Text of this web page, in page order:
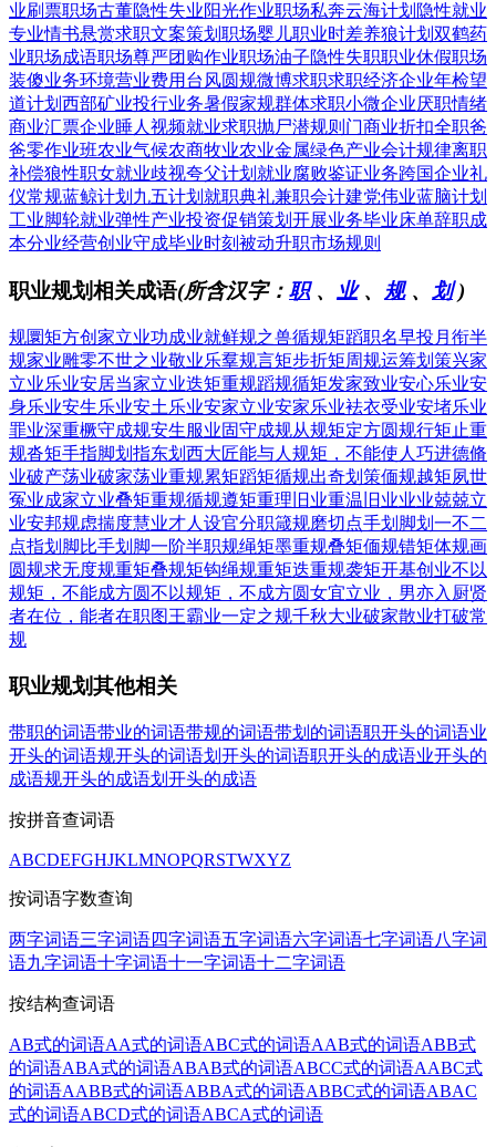
业刷票职场古董隐性失业阳光作业职场私奔云海计划 隐性就业
专业情书悬赏求职文案策划 职场婴儿职业时差养狼计划 双鹤药
业职场成语职场尊严团购作业职场油子隐性失职职业休假职场
装傻业务环境营业费用 台风圆规微博求职求职经济企业年检望
道计划 西部矿业投行业务暑假家规群体求职小微企业厌职情绪
商业汇票企业睡人 视频就业求职抛尸潜规则门商业折扣全职爸
爸零作业班农业气候农商牧业农业金属绿色产业会计规律离职
补偿狼性职女就业歧视夸父计划 就业腐败鉴证业务跨国企业礼
仪常规蓝鲸计划 九五计划 就职典礼兼职会计建党伟业蓝脑计划
工业脚轮就业弹性产业投资促销策划 开展业务毕业床单辞职成
本分业经营创业守成毕业时刻 被动升职市场规则
职业规划相关成语(所含汉字： 职、 业、 规、 划)
规圜矩方创家立业功成业就鲜规之兽循规矩蹈职名早投 月衔半
规家业雕零不世之业敬业乐羣规言矩步折矩周规运筹划策兴家
立业乐业安居当家立业迭矩重规蹈规循矩发家致业安心乐业安
身乐业安生乐业安土乐业安家立业安家乐业袪衣受业安堵乐业
罪业深重橛守成规安生服业固守成规从规矩定方圆规行矩止重
规沓矩手指脚划 指东划西大匠能与人规矩，不能使人巧进德脩
业破产荡业破家荡业重规累矩蹈矩循规出奇划策偭规越矩夙世
冤业成家立业叠矩重规循规遵矩重理旧业重温旧业业业兢兢立
业安邦规虑揣度慧业才人 设官分职箴规磨切点手划脚划一不二
点指划脚比手划脚一阶半职规绳矩墨重规叠矩偭规错矩体规画
圆规求无度规重矩叠规矩钩绳规重矩迭重规袭矩开基创业不以
规矩，不能成方圆不以规矩，不成方圆女宜立业，男亦入厨贤
者在位，能者在职图王霸业一定之规千秋大业破家散业打破常
规
职业规划其他相关
带职的词语带业的词语带规的词语带划的词语职开头的词语业
开头的词语规开头的词语划开头的词语职开头的成语业开头的
成语规开头的成语划开头的成语
按拼音查词语
ABCDEFGHJKLMNOPQRSTWXYZ
按词语字数查询
两字词语三字词语四字词语五字词语六字词语七字词语八字词
语九字词语十字词语十一字词语十二字词语
按结构查词语
AB式的词语AA式的词语ABC式的词语AAB式的词语ABB式
的词语ABA式的词语ABAB式的词语ABCC式的词语AABC式
的词语AABB式的词语ABBA式的词语ABBC式的词语ABAC
式的词语ABCD式的词语ABCA式的词语